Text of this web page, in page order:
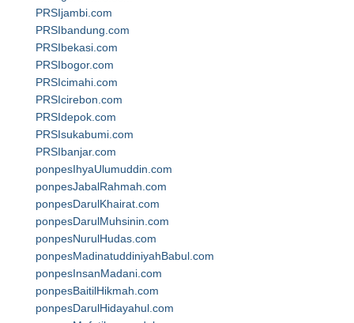
PRSIjambi.com
PRSIbandung.com
PRSIbekasi.com
PRSIbogor.com
PRSIcimahi.com
PRSIcirebon.com
PRSIdepok.com
PRSIsukabumi.com
PRSIbanjar.com
ponpesIhyaUlumuddin.com
ponpesJabalRahmah.com
ponpesDarulKhairat.com
ponpesDarulMuhsinin.com
ponpesNurulHudas.com
ponpesMadinatuddiniyahBabul.com
ponpesInsanMadani.com
ponpesBaitilHikmah.com
ponpesDarulHidayahul.com